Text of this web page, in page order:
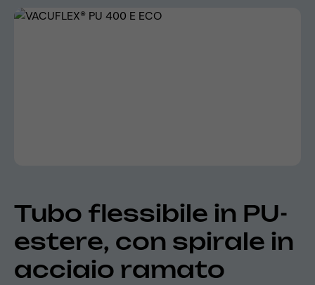
Skip image gallery
Tubo flessibile in PU-
estere, con spirale in
acciaio ramato